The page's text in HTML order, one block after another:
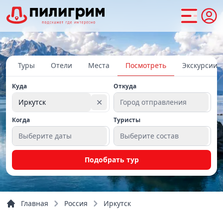
Туры Отели Места Посмотреть Экскурсии
Куда
Иркутск ✕
Откуда
Город отправления
Когда
Выберите даты
Туристы
Выберите состав
Подобрать тур
Главная Россия
Иркутск